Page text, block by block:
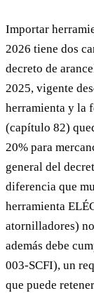
Importar
2026 tiene dos
decreto de
2025, vigente
herramienta y la
(capítulo 82)
20% para
general del
diferencia que
herramienta
atornilladores)
además debe
003-SCFI), un
que puede